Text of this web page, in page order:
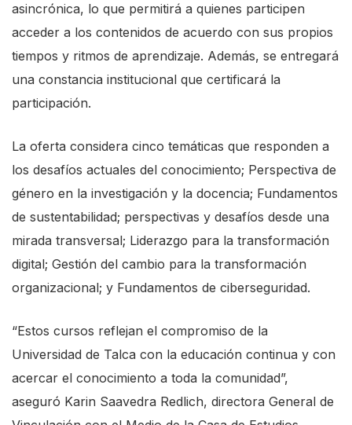
asincrónica, lo que permitirá a quienes participen
acceder a los contenidos de acuerdo con sus propios
tiempos y ritmos de aprendizaje. Además, se entregará
una constancia institucional que certificará la
participación.
La oferta considera cinco temáticas que responden a
los desafíos actuales del conocimiento; Perspectiva de
género en la investigación y la docencia; Fundamentos
de sustentabilidad; perspectivas y desafíos desde una
mirada transversal; Liderazgo para la transformación
digital; Gestión del cambio para la transformación
organizacional; y Fundamentos de ciberseguridad.
“Estos cursos reflejan el compromiso de la
Universidad de Talca con la educación continua y con
acercar el conocimiento a toda la comunidad”,
aseguró Karin Saavedra Redlich, directora General de